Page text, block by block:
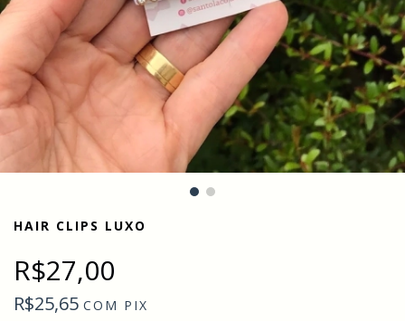
HAIR CLIPS LUXO
R$27,00
R$25,65 COM PIX